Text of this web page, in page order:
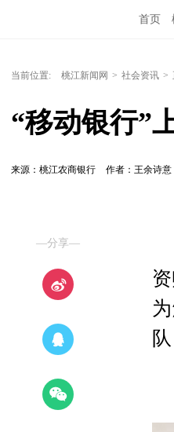
首页
当前位置: 桃江新闻网 > 社会资讯 >
“移动银行”
来源：桃江农商银行 作者：王余诗意
—分享—